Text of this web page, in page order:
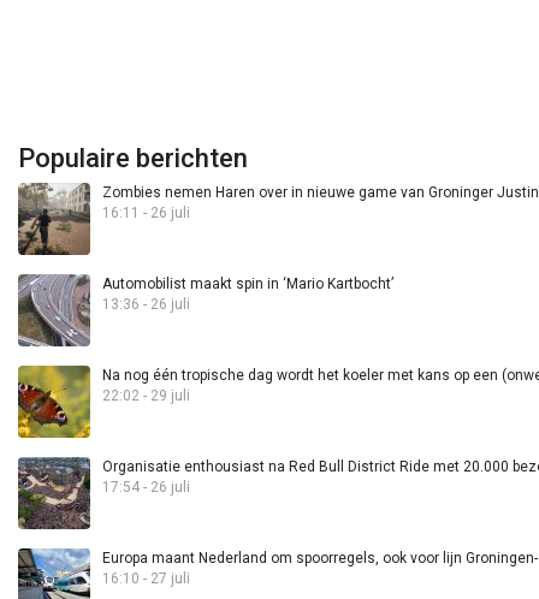
Populaire berichten
Zombies nemen Haren over in nieuwe game van Groninger
16:11 - 26 juli
Automobilist maakt spin in ‘Mario Kartbocht’
13:36 - 26 juli
Na nog één tropische dag wordt het koeler met kans op een
22:02 - 29 juli
Organisatie enthousiast na Red Bull District Ride met 20.000
17:54 - 26 juli
Europa maant Nederland om spoorregels, ook voor lijn
16:10 - 27 juli